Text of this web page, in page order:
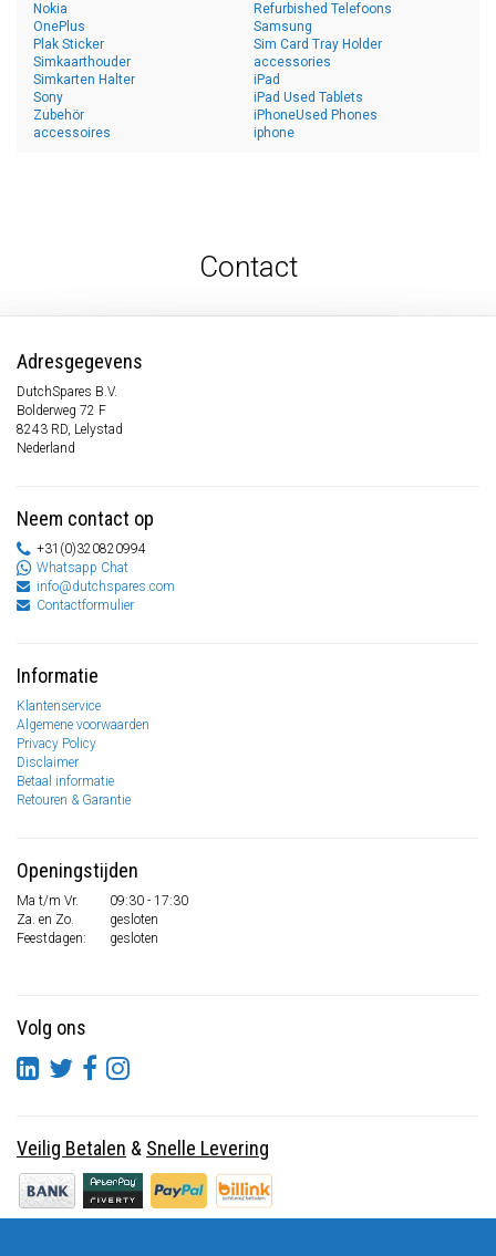
Nokia
OnePlus
Plak Sticker
Refurbished Telefoons
Samsung
Sim Card Tray Holder
Simkaarthouder
Simkarten Halter
Sony
Zubehör
accessoires
accessories
iPad
iPad Used Tablets
iPhoneUsed Phones
iphone
Contact
Adresgegevens
DutchSpares B.V.
Bolderweg 72 F
8243 RD, Lelystad
Nederland
Neem contact op
+31(0)320820994
Whatsapp Chat
info@dutchspares.com
Contactformulier
Informatie
Klantenservice
Algemene voorwaarden
Privacy Policy
Disclaimer
Betaal informatie
Retouren & Garantie
Openingstijden
Ma t/m Vr.
09:30 - 17:30
Za. en Zo.
gesloten
Feestdagen:
gesloten
Volg ons
Veilig Betalen & Snelle Levering